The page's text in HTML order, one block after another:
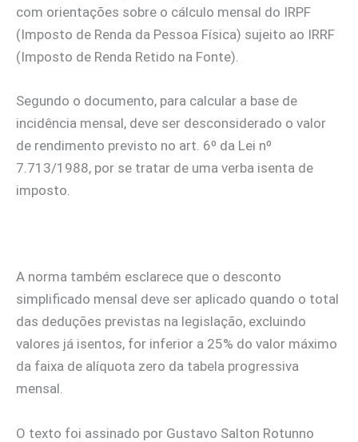
com orientações sobre o cálculo mensal do IRPF
(Imposto de Renda da Pessoa Física) sujeito ao IRRF
(Imposto de Renda Retido na Fonte).
Segundo o documento, para calcular a base de
incidência mensal, deve ser desconsiderado o valor
de rendimento previsto no art. 6º da Lei nº
7.713/1988, por se tratar de uma verba isenta de
imposto.
A norma também esclarece que o desconto
simplificado mensal deve ser aplicado quando o total
das deduções previstas na legislação, excluindo
valores já isentos, for inferior a 25% do valor máximo
da faixa de alíquota zero da tabela progressiva
mensal.
O texto foi assinado por Gustavo Salton Rotunno